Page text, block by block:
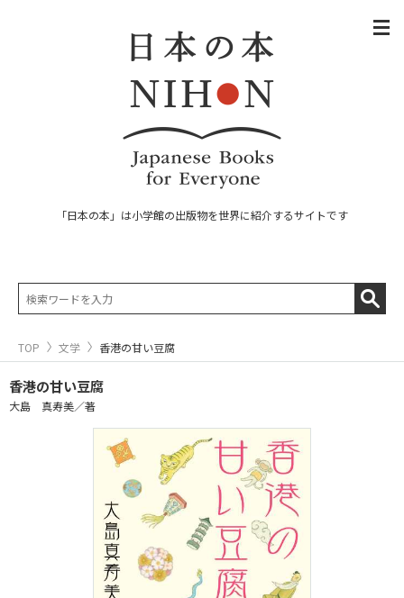
「日本の本」は小学館の出版物を世界に紹介するサイトです
TOP 文学 香港の甘い豆腐
香港の甘い豆腐
大島 真寿美／著